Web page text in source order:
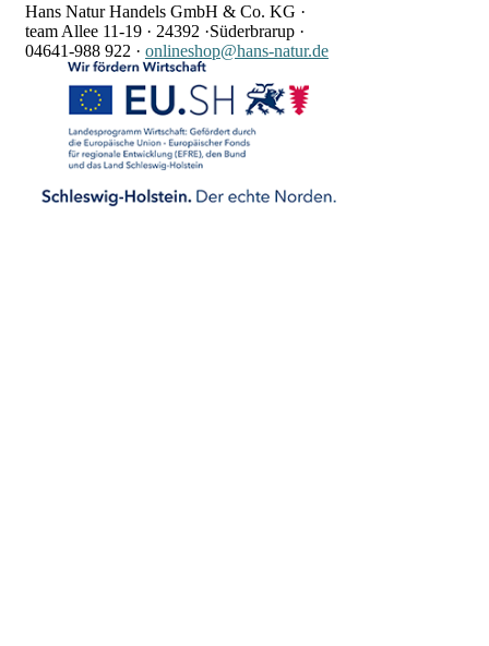
Hans Natur Handels GmbH & Co. KG ·
team Allee 11-19 · 24392 ·Süderbrarup ·
04641-988 922 · onlineshop@hans-natur.de